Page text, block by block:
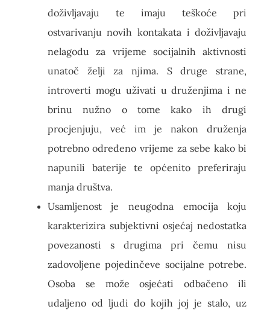
doživljavaju te imaju teškoće pri
ostvarivanju novih kontakata i doživljavaju
nelagodu za vrijeme socijalnih aktivnosti
unatoč želji za njima. S druge strane,
introverti mogu uživati u druženjima i ne
brinu nužno o tome kako ih drugi
procjenjuju, već im je nakon druženja
potrebno određeno vrijeme za sebe kako bi
napunili baterije te općenito preferiraju
manja društva.
Usamljenost je neugodna emocija koju
karakterizira subjektivni osjećaj nedostatka
povezanosti s drugima pri čemu nisu
zadovoljene pojedinčeve socijalne potrebe.
Osoba se može osjećati odbačeno ili
udaljeno od ljudi do kojih joj je stalo, uz